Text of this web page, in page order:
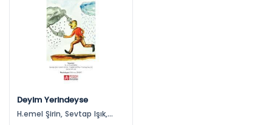
Yayınevlerine Göre
Pegem Akademi Yayıncılık (1)
Yıllara Göre
2016 (1)
Deyim Yerindeyse
H.emel Şirin, Sevtap Işık,